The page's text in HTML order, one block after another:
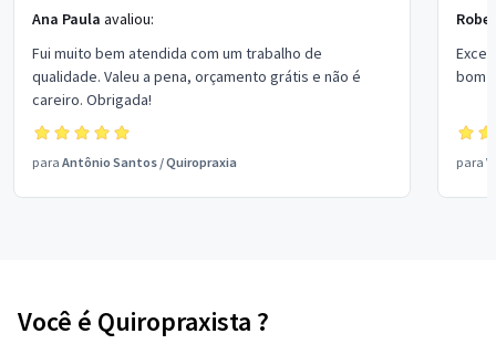
Ana Paula avaliou:
Fui muito bem atendida com um trabalho de
qualidade. Valeu a pena, orçamento grátis e não é
careiro. Obrigada!
para Antônio Santos /Quiropraxia
bom
para
Você é Quiropraxista ?